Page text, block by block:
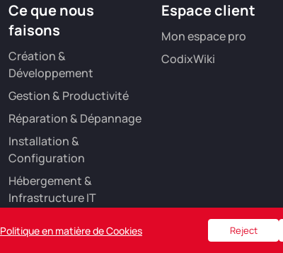
Ce que nous
faisons
Création &
Développement
Gestion & Productivité
Réparation & Dépannage
Installation &
Configuration
Hébergement &
Infrastructure IT
Marketing Digital
Espace client
Mon espace pro
CodixWiki
Politique en matière de Cookies Reject